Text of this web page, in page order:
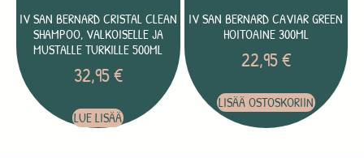
IV SAN BERNARD CRISTAL CLEAN
SHAMPOO, VALKOISELLE JA
MUSTALLE TURKILLE 500ML
32,95€
LUE LISÄÄ
IV SAN BERNARD CAVIAR GREEN
HOITOAINE 300ML
22,95€
LISÄÄ OSTOSKORIIN